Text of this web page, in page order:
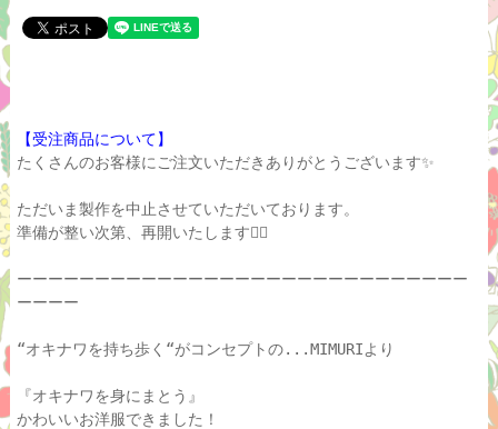
【受注商品について】
たくさんのお客様にご注文いただきありがとうございます✨
ただいま製作を中止させていただいております。
準備が整い次第、再開いたします🙇‍♀️
ーーーーーーーーーーーーーーーーーーーーーーーーーーーーー
ーーーー
“オキナワを持ち歩く“がコンセプトの...MIMURIより
『オキナワを身にまとう』
かわいいお洋服できました！